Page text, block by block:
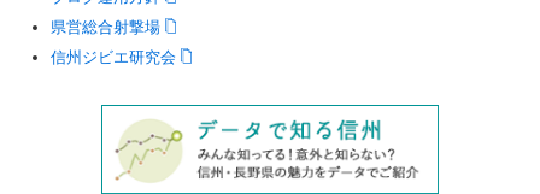
県営総合射撃場
信州ジビエ研究会